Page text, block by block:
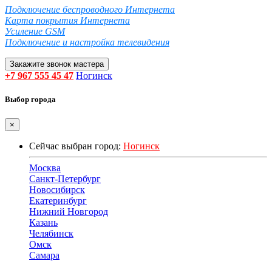
Подключение беспроводного Интернета
Карта покрытия Интернета
Усиление GSM
Подключение и настройка телевидения
Закажите звонок мастера
+7 967 555 45 47 Ногинск
Выбор города
×
Сейчас выбран город: Ногинск
Москва
Санкт-Петербург
Новосибирск
Екатеринбург
Нижний Новгород
Казань
Челябинск
Омск
Самара